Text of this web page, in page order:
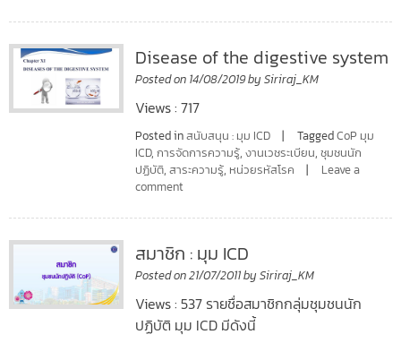
Disease of the digestive system
Posted on 14/08/2019bySiriraj_KM
Views : 717
Posted inสนับสนุน : มุม ICD TaggedCoP มุม
ICD,การจัดการความรู้,งานเวชระเบียน,ชุมชนนัก
ปฏิบัติ,สาระความรู้, หน่วยรหัสโรค
Leave a
comment
สมาชิก : มุม ICD
Posted on21/07/2011bySiriraj_KM
Views : 537 รายชื่อสมาชิกกลุ่มชุมชนนัก
ปฏิบัติ มุม ICD มีดังนี้